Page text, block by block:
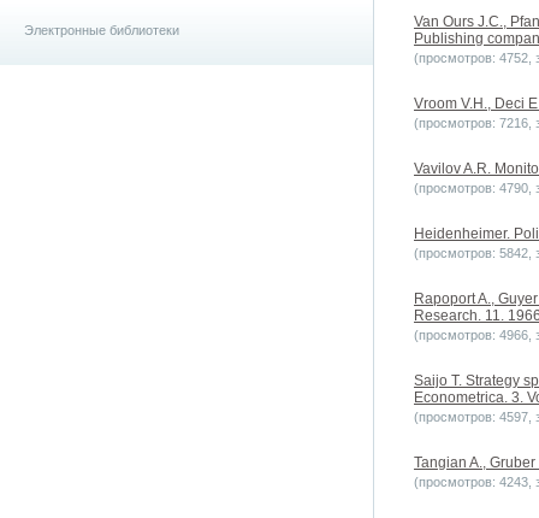
Электронные библиотеки
Van Ours J.C.,
Publishing
(просмотров: 4752,
Vroom V.H., Deci
(просмотров: 7216,
Vavilov A.R.
(просмотров: 4790,
Heidenheimer.
(просмотров: 5842,
Rapoport A.,
Research. 11.
(просмотров: 4966,
Saijo T. Strategy
Econometrica. 3.
(просмотров: 4597,
Tangian A.,
(просмотров: 4243,